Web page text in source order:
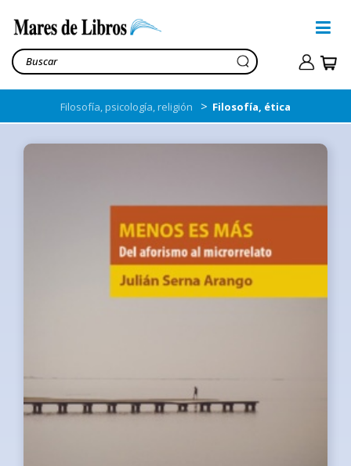
Filosofía, psicología, religión > Filosofía, ética